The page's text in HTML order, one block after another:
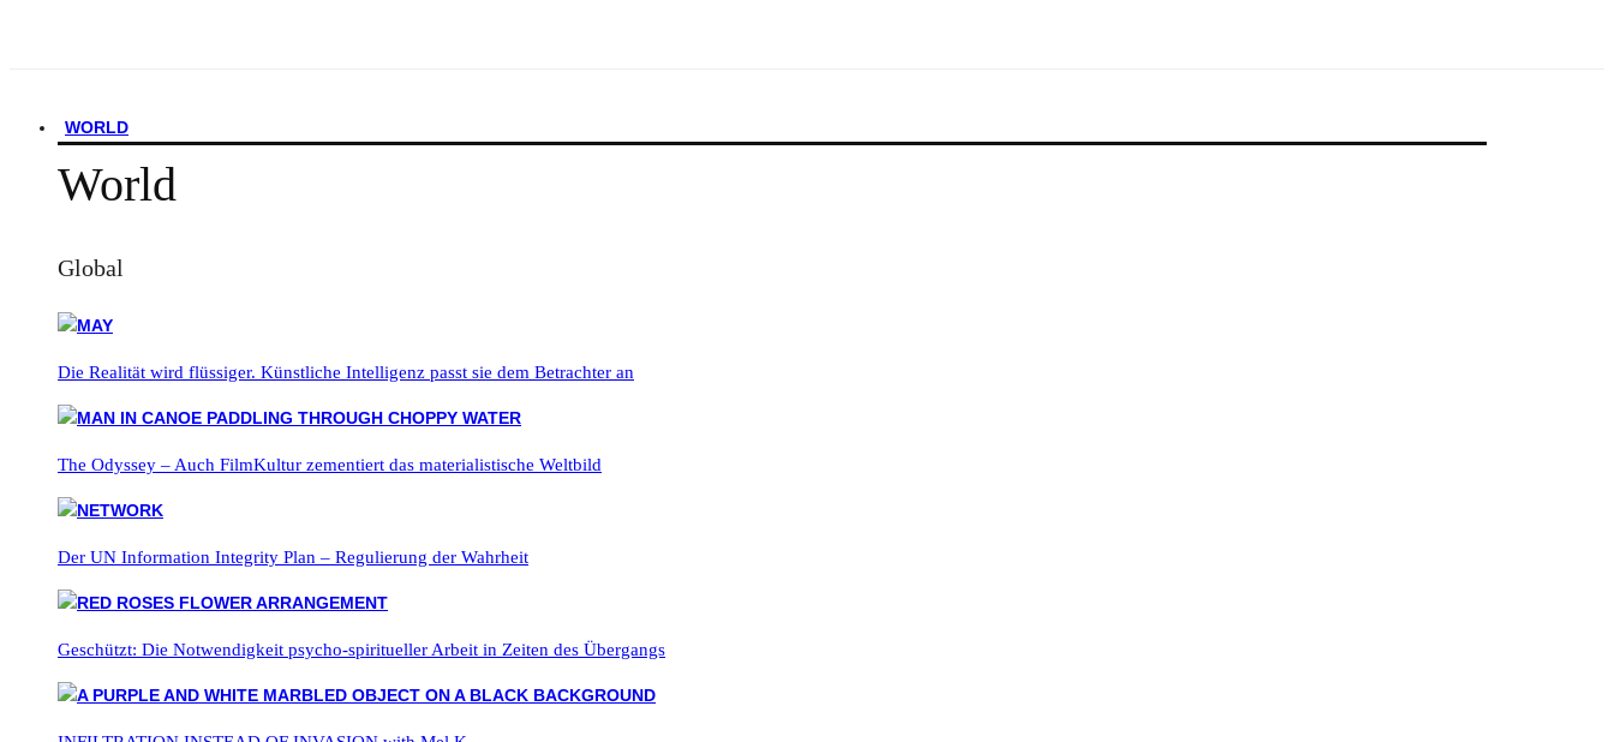
WORLD
World
Global
Die Realität wird flüssiger. Künstliche Intelligenz passt sie dem Betrachter an
The Odyssey – Auch FilmKultur zementiert das materialistische Weltbild
Der UN Information Integrity Plan – Regulierung der Wahrheit
Geschützt: Die Notwendigkeit psycho-spiritueller Arbeit in Zeiten des Übergangs